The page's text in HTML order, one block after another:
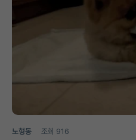
노형동 조회 916